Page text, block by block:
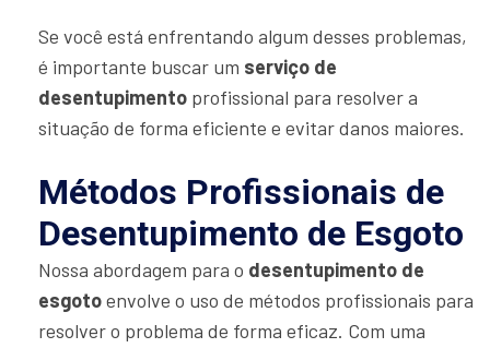
Se você está enfrentando algum desses problemas,
é importante buscar um serviço de
desentupimento profissional para resolver a
situação de forma eficiente e evitar danos maiores.
Métodos Profissionais de
Desentupimento de Esgoto
Nossa abordagem para o desentupimento de
esgotoenvolve o uso de métodos profissionais para
resolver o problema de forma eficaz. Com uma